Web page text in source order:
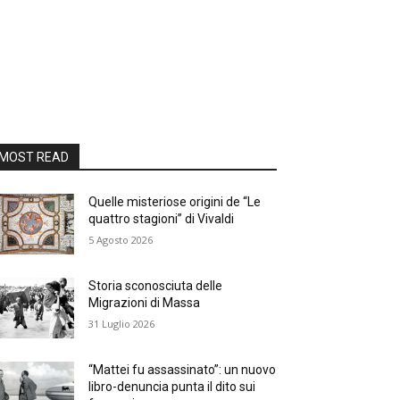
READ
Quelle misteriose origini de “Le
quattro stagioni” di Vivaldi
5 Agosto 2026
Storia sconosciuta delle
Migrazioni di Massa
31 Luglio 2026
“Mattei fu assassinato”: un nuovo
libro-denuncia punta il dito sui